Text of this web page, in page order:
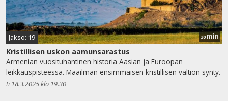
Jakso: 19 30 min
Kristillisen uskon aamunsarastus
Armenian vuosituhantinen historia Aasian ja Euroopan
leikkauspisteessä. Maailman ensimmäisen kristillisen valtion synty.
ti 18.3.2025 klo 19.30